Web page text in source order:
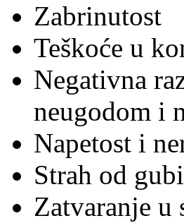
Zabrinutost
Teškoće u
Negativna
neugodom i
Napetost i
Strah od
Zatvaranje u